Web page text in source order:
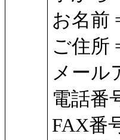
お名前
ご住所
メール
電話番
FAX番